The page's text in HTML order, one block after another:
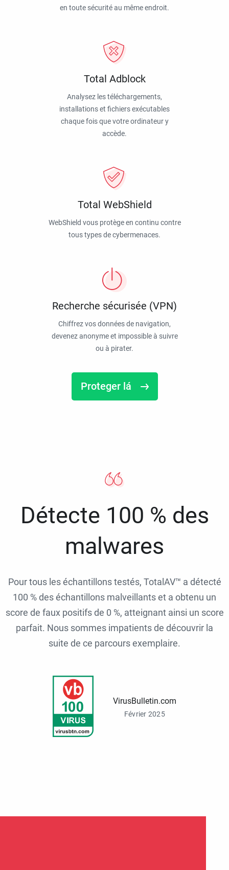
en toute sécurité au même endroit.
Total Adblock
Analysez les téléchargements,
installations et fichiers exécutables
chaque fois que votre ordinateur y
accède.
Total WebShield
WebShield vous protège en continu contre
tous types de cybermenaces.
Recherche sécurisée (VPN)
Chiffrez vos données de navigation,
devenez anonyme et impossible à suivre
ou à pirater.
Proteger lá
Détecte 100 % des
malwares
Pour tous les échantillons testés, TotalAV™ a détecté
100 % des échantillons malveillants et a obtenu un
score de faux positifs de 0 %, atteignant ainsi un score
parfait. Nous sommes impatients de découvrir la
suite de ce parcours exemplaire.
VirusBulletin.com
Février 2025